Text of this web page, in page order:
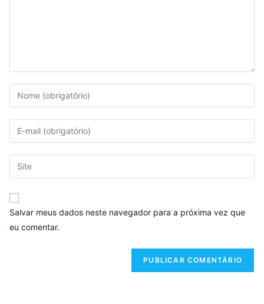
Salvar meus dados neste navegador para a próxima vez que
eu comentar.